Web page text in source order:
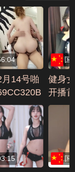
14号啪
国
健身
开播
秀依
国